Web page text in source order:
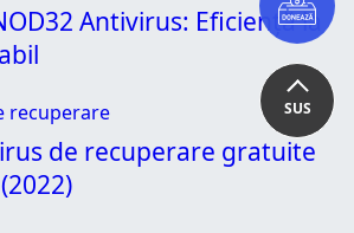
SUS
Antivirus: Eficiență la
de recuperare gratuite